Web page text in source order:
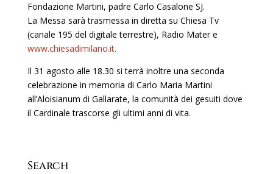
Fondazione Martini, padre Carlo Casalone SJ.
La Messa sarà trasmessa in diretta su Chiesa Tv
(canale 195 del digitale terrestre), Radio Mater e
www.chiesadimilano.it.
Il 31 agosto alle 18.30 si terrà inoltre una seconda
celebrazione in memoria di Carlo Maria Martini
all’Aloisianum di Gallarate, la comunità dei gesuiti dove
il Cardinale trascorse gli ultimi anni di vita.
Search